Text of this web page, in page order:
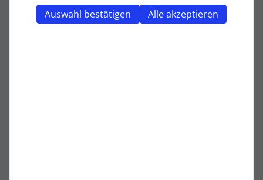
Auswahl bestätigen Alle akzeptieren
Die Partie verspricht einhochklassiges und